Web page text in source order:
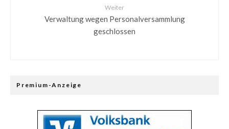
Weiter
Verwaltung wegen Personalversammlung
geschlossen
Premium-Anzeige